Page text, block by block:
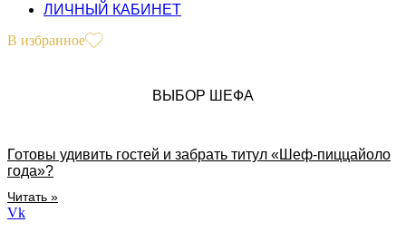
ЛИЧНЫЙ КАБИНЕТ
В избранное
ВЫБОР ШЕФА
Готовы удивить гостей и забрать титул «Шеф-пиццайоло
года»?
Читать »
Vk